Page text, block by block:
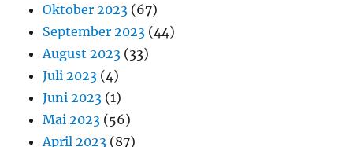
Oktober 2023 (67)
September 2023 (44)
August 2023 (33)
Juli 2023 (4)
Juni 2023 (1)
Mai 2023 (56)
April 2023 (87)